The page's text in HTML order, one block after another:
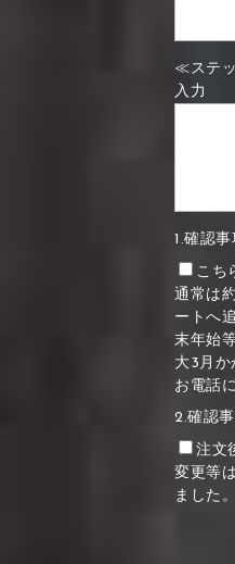
≪ステ
入力
1.確認
こち
通常は
ートへ
末年始
大3月か
お電話
2.確認
注文
変更等
ました。